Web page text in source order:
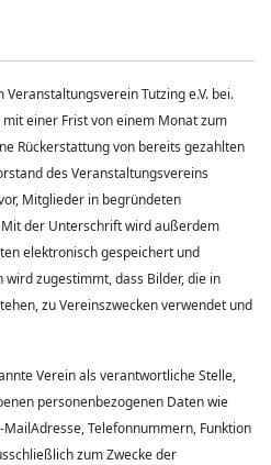
Tutzing e.V. bei.
einer Frist von einem Monat zum
Rückerstattung von bereits gezahlten
des Veranstaltungsvereins
Mitglieder in begründeten
der Unterschrift wird außerdem
elektronisch gespeichert und
zugestimmt, dass Bilder, die in
zu Vereinszwecken verwendet und
Verein als verantwortliche Stelle,
personenbezogenen Daten wie
Telefonnummern, Funktion
zum Zwecke der